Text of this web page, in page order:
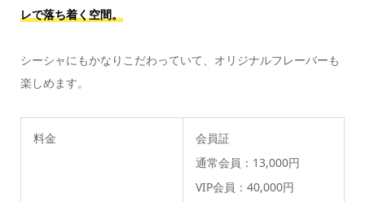
レで落ち着く空間。
シーシャにもかなりこだわっていて、オリジナルフレーバーも
楽しめます。
料金
会員証
通常会員：13,000円
VIP会員：40,000円